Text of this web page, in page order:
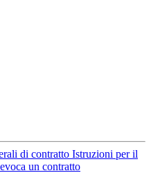
di contratto Istruzioni per il
un contratto